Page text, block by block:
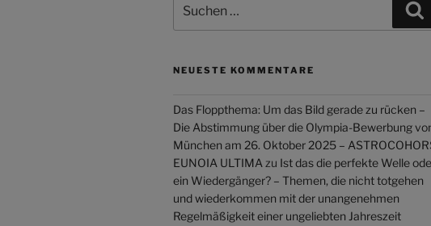
nach:
NEUESTE KOMMENTARE
Das Floppthema: Um das Bild gerade zu rücken –
Die Abstimmung über die Olympia-Bewerbung
München am 26. Oktober 2025 –
EUNOIA ULTIMA zu Ist das die perfekte Welle
ein Wiedergänger? – Themen, die nicht totgehen
und wiederkommen mit der unangenehmen
Regelmäßigkeit einer ungeliebten Jahreszeit